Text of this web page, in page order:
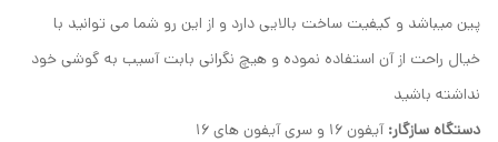
پین میباشد و کیفیت ساخت بالایی دارد و از این رو شما می توانید با
خیال راحت از آن استفاده نموده و هیچ نگرانی بابت آسیب به گوشی خود
نداشته باشید
دستگاه سازگار:آیفون 16 و سری آیفون های 16